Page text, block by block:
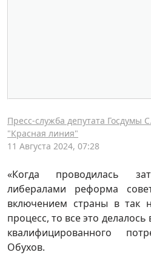
Пресс-служба депутата Госдумы
"Красная линия"
11 Августа 2024, 07:28
«Когда проводилась
либералами реформа
включением страны в так
процесс, то все это
квалифицированного
Обухов.